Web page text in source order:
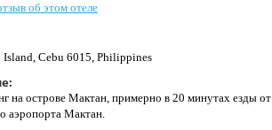
об этом отеле
Cebu 6015, Philippines
на острове Мактан, примерно в 20 минутах езды от
аэропорта Мактан.